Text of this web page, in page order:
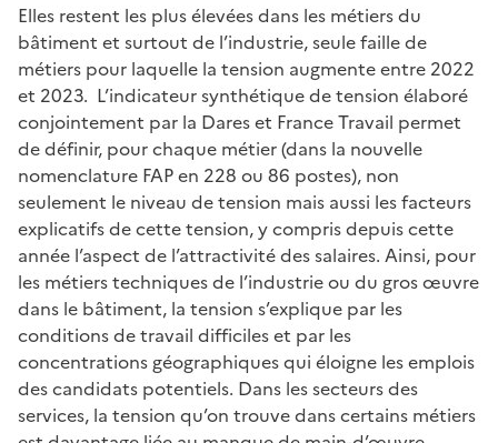
Elles restent les plus élevées dans les métiers du
bâtiment et surtout de l’industrie, seule faille de
métiers pour laquelle la tension augmente entre 2022
et 2023. L’indicateur synthétique de tension élaboré
conjointement par la Dares et France Travail permet
de définir, pour chaque métier (dans la nouvelle
nomenclature FAP en 228 ou 86 postes), non
seulement le niveau de tension mais aussi les facteurs
explicatifs de cette tension, y compris depuis cette
année l’aspect de l’attractivité des salaires. Ainsi, pour
les métiers techniques de l’industrie ou du gros œuvre
dans le bâtiment, la tension s’explique par les
conditions de travail difficiles et par les
concentrations géographiques qui éloigne les emplois
des candidats potentiels. Dans les secteurs des
services, la tension qu’on trouve dans certains métiers